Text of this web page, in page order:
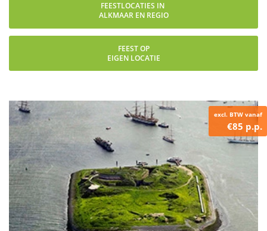
FEESTLOCATIES IN
ALKMAAR EN REGIO
FEEST OP
EIGEN LOCATIE
excl. BTW vanaf
€85 p.p.